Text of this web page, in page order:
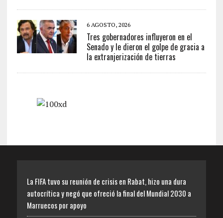
6 AGOSTO, 2026
Tres gobernadores influyeron en el
Senado y le dieron el golpe de gracia a
la extranjerización de tierras
La FIFA tuvo su reunión de crisis en Rabat, hizo una dura
autocrítica y negó que ofreció la final del Mundial 2030 a
Marruecos por apoyo